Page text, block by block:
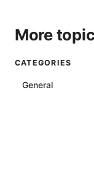
More
CATEGORIES
General